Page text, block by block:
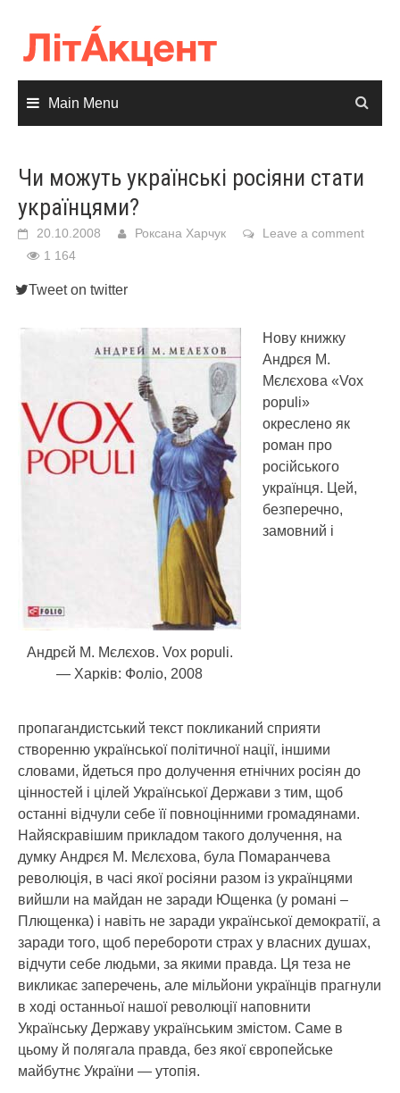
content
Main Menu
Чи можуть українські росіяни стати
українцями?
20.10.2008 Роксана Харчук
Leave a comment
1 164
Tweet on twitter
Андрєй М. Мєлєхов. Vox populi.
— Харків: Фоліо, 2008
Нову книжку
Андрєя М.
Мєлєхова «Vox
populi»
окреслено як
роман про
російського
українця. Цей,
безперечно,
замовний і
пропагандистський текст покликаний сприяти
створенню української політичної нації, іншими
словами, йдеться про долучення етнічних росіян до
цінностей і цілей Української Держави з тим, щоб
останні відчули себе її повноцінними громадянами.
Найяскравішим прикладом такого долучення, на
думку Андрєя М. Мєлєхова, була Помаранчева
революція, в часі якої росіяни разом із українцями
вийшли на майдан не заради Ющенка (у романі –
Плющенка) і навіть не заради української демократії, а
заради того, щоб перебороти страх у власних душах,
відчути себе людьми, за якими правда. Ця теза не
викликає заперечень, але мільйони українців прагнули
в ході останньої нашої революції наповнити
Українську Державу українським змістом. Саме в
цьому й полягала правда, без якої європейське
майбутнє України — утопія.